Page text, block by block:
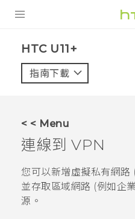
VIVE
應用程式
HTC U11+‎
指南下載
< < Menu
連線到 VPN
您可以新增虛擬私有網
並存取區域網路 (例如企
源。